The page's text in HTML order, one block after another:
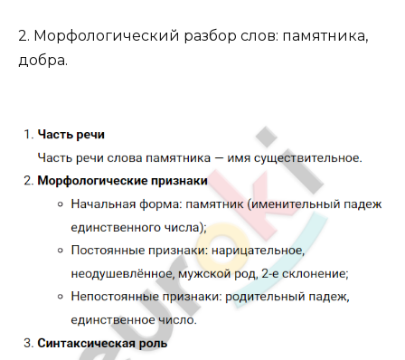
2. Морфологический разбор слов: памятника,
добра.